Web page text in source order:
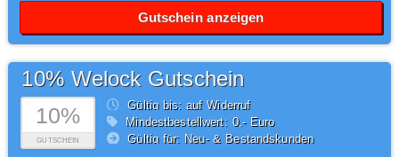
Gutschein anzeigen
10%
GUTSCHEIN
10% Welock Gutschein
Gültig bis: auf Widerruf
Mindestbestellwert: 0,- Euro
Gültig für: Neu- & Bestandskunden